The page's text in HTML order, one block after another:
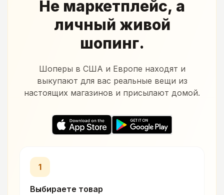
Не маркетплейс, а
личный живой
шопинг.
Шоперы в США и Европе находят и
выкупают для вас реальные вещи из
настоящих магазинов и присылают домой.
1
Выбираете товар